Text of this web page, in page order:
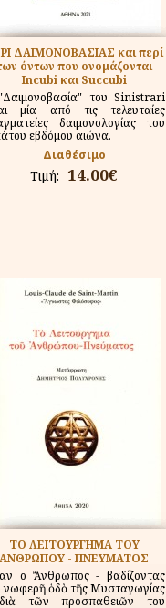
ΔΑΙΜΟΝΟΒΑΣΙΑΣ και περί
όντων που ονομάζονται
Incubi και Succubi
του Sinistrari
μία από τις τελευταίες
δαιμονολογίας του
εβδόμου αιώνα.
Διαθέσιμο
Τιμή: 14.00€
ΤΟ ΛΕΙΤΟYΡΓΗΜΑ ΤΟΥ
ΑΝΘΡΩΠΟΥ - ΠΝΕΥΜΑΤΟΣ
ο Ἄνθρωπος - βαδίζοντας
ἀνωφερῆ ὁδὸ τῆς Μυσταγωγίας
τῶν προσπαθειῶν του